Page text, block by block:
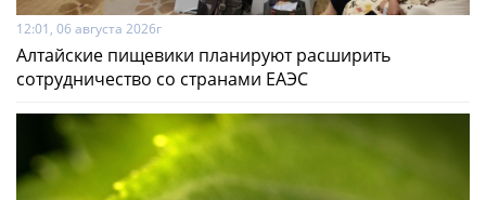
12:01, 06 августа 2026г
Алтайские пищевики планируют расширить
сотрудничество со странами ЕАЭС